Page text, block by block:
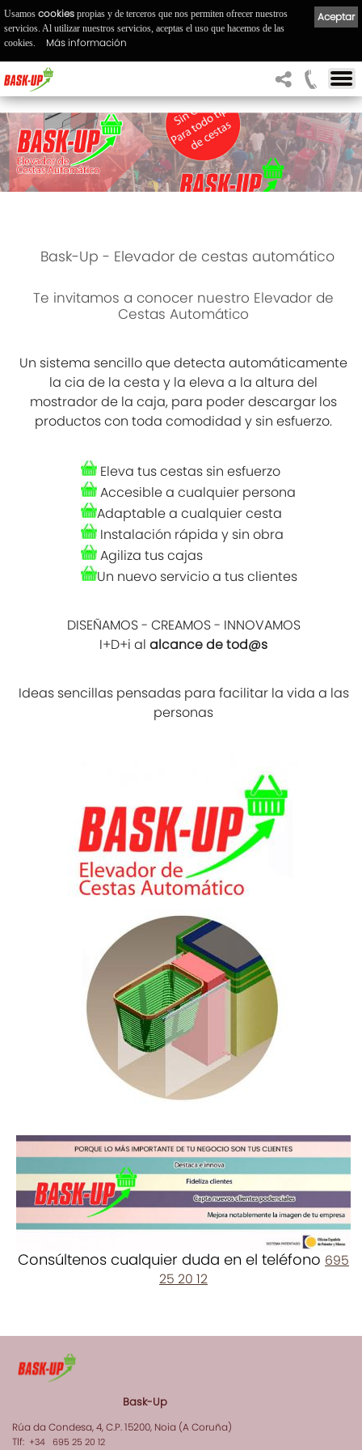
Bask-Up - Elevador de cestas automático
Te invitamos a conocer nuestro Elevador de
Cestas Automático
Un sistema sencillo que detecta automáticamente
la cia de la cesta y la eleva a la altura del
mostrador de la caja, para poder descargar los
productos con toda comodidad y sin esfuerzo.
Eleva tus cestas sin esfuerzo
Accesible a cualquier persona
Adaptable a cualquier cesta
Instalación rápida y sin obra
Agiliza tus cajas
Un nuevo servicio a tus clientes
DISEÑAMOS - CREAMOS - INNOVAMOS
I+D+i al alcance de tod@s
Ideas sencillas pensadas para facilitar la vida a las
personas
Consúltenos cualquier duda en el teléfono 695
25 20 12
Bask-Up
Rúa da Condesa, 4, C.P. 15200, Noia (A Coruña)
Tlf: +34 695 25 20 12
Aceptar
Usamos cookies propias y de terceros que nos permiten ofrecer nuestros
servicios. Al utilizar nuestros servicios, aceptas el uso que hacemos de las
cookies.
Más información